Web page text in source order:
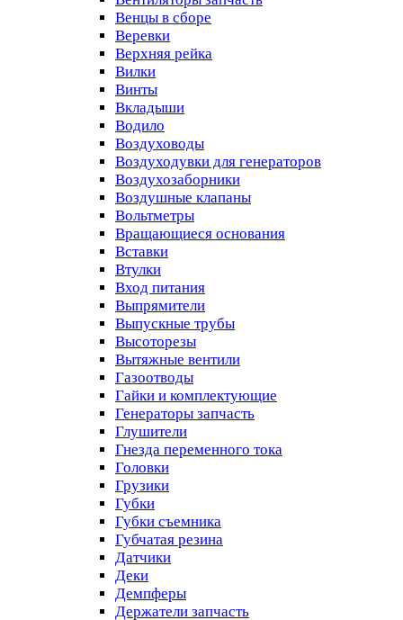
Венцы в сборе
Веревки
Верхняя рейка
Вилки
Винты
Вкладыши
Водило
Воздуховоды
Воздуходувки для генераторов
Воздухозаборники
Воздушные клапаны
Вольтметры
Вращающиеся основания
Вставки
Втулки
Вход питания
Выпрямители
Выпускные трубы
Высоторезы
Вытяжные вентили
Газоотводы
Гайки и комплектующие
Генераторы запчасть
Глушители
Гнезда переменного тока
Головки
Грузики
Губки
Губки съемника
Губчатая резина
Датчики
Деки
Демпферы
Держатели запчасть